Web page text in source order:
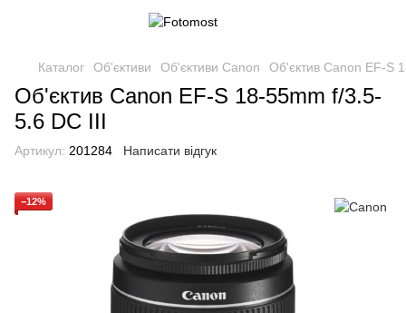
Каталог Об'єктиви Об'єктиви Canon Об'єктив Canon EF-S
Об'єктив Canon EF-S 18-55mm f/3.5-
5.6 DC III
Артикул: 201284 Написати відгук
−12%